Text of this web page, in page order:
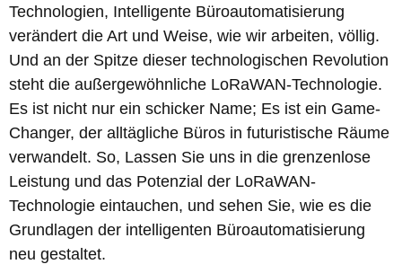
Technologien, Intelligente Büroautomatisierung
verändert die Art und Weise, wie wir arbeiten, völlig.
Und an der Spitze dieser technologischen Revolution
steht die außergewöhnliche LoRaWAN-Technologie.
Es ist nicht nur ein schicker Name; Es ist ein Game-
Changer, der alltägliche Büros in futuristische Räume
verwandelt. So, Lassen Sie uns in die grenzenlose
Leistung und das Potenzial der LoRaWAN-
Technologie eintauchen, und sehen Sie, wie es die
Grundlagen der intelligenten Büroautomatisierung
neu gestaltet.